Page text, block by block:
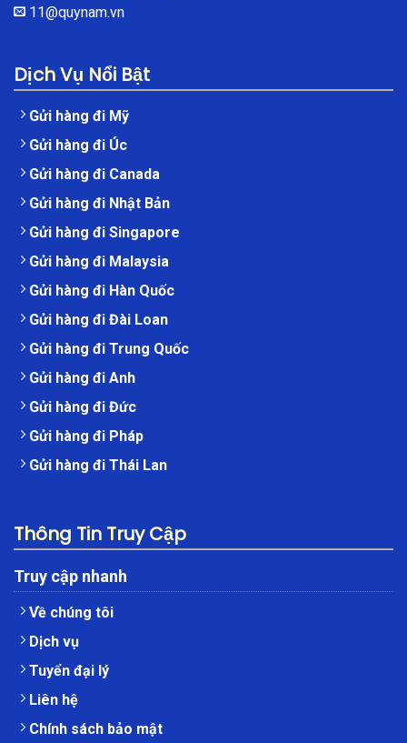
11@quynam.vn
Dịch Vụ Nổi Bật
Gửi hàng đi Mỹ
Gửi hàng đi Úc
Gửi hàng đi Canada
Gửi hàng đi Nhật Bản
Gửi hàng đi Singapore
Gửi hàng đi Malaysia
Gửi hàng đi Hàn Quốc
Gửi hàng đi Đài Loan
Gửi hàng đi Trung Quốc
Gửi hàng đi Anh
Gửi hàng đi Đức
Gửi hàng đi Pháp
Gửi hàng đi Thái Lan
Thông Tin Truy Cập
Truy cập nhanh
Về chúng tôi
Dịch vụ
Tuyển đại lý
Liên hệ
Chính sách bảo mật